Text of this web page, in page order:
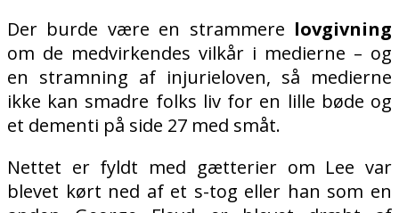
Der burde være en strammere lovgivning
om de medvirkendes vilkår i medierne – og
en stramning af injurieloven, så medierne
ikke kan smadre folks liv for en lille bøde og
et dementi på side 27 med småt.
Nettet er fyldt med gætterier om Lee var
blevet kørt ned af et s-tog eller han som en